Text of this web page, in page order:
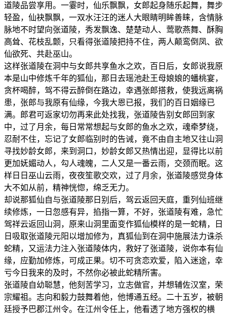
道陵品尝享用。一霎时，仙乐飘飘，女郎起身随乐起舞，舞步
轻盈，仙袂飘飘，一双水汪汪的迷人大眼睛明眸善睐，含情脉
脉地不时望向张道陵，秀发飘逸、楚楚动人、莺歌燕舞、酥胸
高耸、花枝乱颤，只看得张道陵把持不住，两人颠鸾倒凤、欲
仙欲死、共赴巫山。
这样张道陵在洞中与女郎共享鱼水之欢，百日后，女郎说我原
本是山中修炼千年的狐仙，那日去瑶池赴王母娘娘的蟠桃宴，
贪杯喝醉，驾不得云醉倒在路边，幸遇张郎搭救，使我远离祸
患，张郎与我原有仙缘，今我大恩已报，我们的百日姻缘已
满。郎君可返家切勿再来此处找我，张道陵告别女郎回到家
中，过了月余，每日常常想起与女郎的鱼水之欢，魂牵梦绕，
忍耐不住，忘记了女郎临别时的告诫，竟不由自主地又往山洞
寻找妙龄女郎，来到洞口，妙龄女郎又热情出迎，显得比以前
更加妩媚动人，勾人魂魄，二人又是一番云雨，交颈而眠。这
样日日巫山云雨，夜夜笙歌交欢，过了月余，张道陵感觉身体
大不如从前，精神恍惚，绵乏无力。
却说那狐仙自与张道陵那日别后，驾云返回天庭，重列仙班继
续修炼，一日忽感有异，掐指一算，不好，张道陵有难，急忙
驾祥云返回山洞，原来山洞里面变作狐仙模样的是一蛇精，日
日吸取张道陵元阳以增加修为，真狐仙到在洞中施展法力诛杀
蛇精，又运法力注入张道陵体内，救好了张道陵，说你本有仙
缘，应勤加修炼，可成正果。切不可贪恋欢爱，陷入迷途，幸
亏今日我来的及时，不然你必被此蛇精所害。
张道陵自幼聪慧，他刻苦学习，立志做官，并想辅佐汉室，荣
宗耀祖。志向和毅力鼓舞着他，他博通五经。二十五岁，被朝
廷授予巴郡江州令。在江州令任上，他看透了地方强权的横